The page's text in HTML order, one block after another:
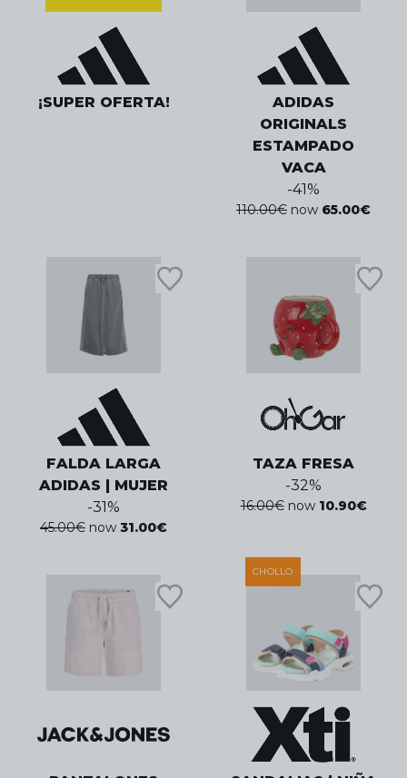
¡SUPER OFERTA!
ADIDAS
ORIGINALS
ESTAMPADO
VACA
-41%
110.00€ now 65.00€
FALDA LARGA
ADIDAS | MUJER
-31%
45.00€ now 31.00€
TAZA FRESA
-32%
16.00€ now 10.90€
CHOLLO